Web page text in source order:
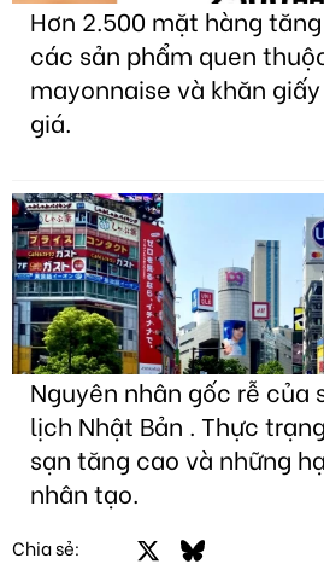
Hơn 2.500 mặt hàng
các sản phẩm quen
mayonnaise và khăn
giá.
Nguyên nhân gốc rễ của
lịch Nhật Bản . Thực
sạn tăng cao và những
nhân tạo.
Chia sẻ: FacebookBluesky